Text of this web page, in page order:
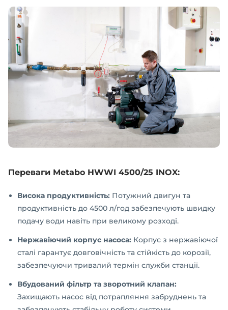
Переваги Metabo HWWI 4500/25 INOX:
Висока продуктивність: Потужний двигун та
продуктивність до 4500 л/год забезпечують швидку
подачу води навіть при великому розході.
Нержавіючий корпус насоса: Корпус з нержавіючої
сталі гарантує довговічність та стійкість до корозії,
забезпечуючи тривалий термін служби станції.
Вбудований фільтр та зворотний клапан:
Захищають насос від потрапляння забруднень та